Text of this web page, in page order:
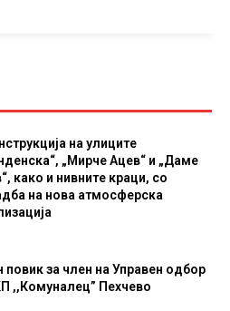
на улиците
„Мирче Ацев“ и „Даме
како и нивните краци, со
на нова атмосферска
повик за член на Управен одбор
,,Комуналец” Пехчево